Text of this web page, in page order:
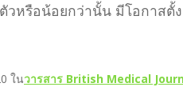
หรือน้อยกว่านั้น มีโอกาสตั้ง
ในวารสาร British Medical